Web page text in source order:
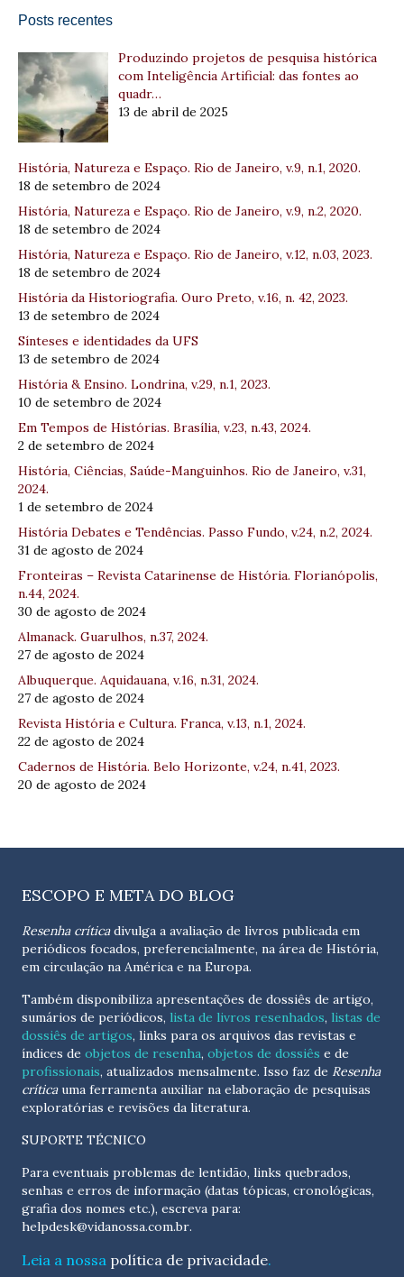
Posts recentes
Produzindo projetos de pesquisa histórica
com Inteligência Artificial: das fontes ao
quadr…
13 de abril de 2025
História, Natureza e Espaço. Rio de Janeiro, v.9, n.1, 2020.
18 de setembro de 2024
História, Natureza e Espaço. Rio de Janeiro, v.9, n.2, 2020.
18 de setembro de 2024
História, Natureza e Espaço. Rio de Janeiro, v.12, n.03, 2023.
18 de setembro de 2024
História da Historiografia. Ouro Preto, v.16, n. 42, 2023.
13 de setembro de 2024
Sínteses e identidades da UFS
13 de setembro de 2024
História & Ensino. Londrina, v.29, n.1, 2023.
10 de setembro de 2024
Em Tempos de Histórias. Brasília, v.23, n.43, 2024.
2 de setembro de 2024
História, Ciências, Saúde-Manguinhos. Rio de Janeiro, v.31,
2024.
1 de setembro de 2024
História Debates e Tendências. Passo Fundo, v.24, n.2, 2024.
31 de agosto de 2024
Fronteiras – Revista Catarinense de História. Florianópolis,
n.44, 2024.
30 de agosto de 2024
Almanack. Guarulhos, n.37, 2024.
27 de agosto de 2024
Albuquerque. Aquidauana, v.16, n.31, 2024.
27 de agosto de 2024
Revista História e Cultura. Franca, v.13, n.1, 2024.
22 de agosto de 2024
Cadernos de História. Belo Horizonte, v.24, n.41, 2023.
20 de agosto de 2024
ESCOPO E META DO BLOG
Resenha críticadivulga a avaliação de livros publicada em
periódicos focados, preferencialmente, na área de História,
em circulação na América e na Europa.
Também disponibiliza apresentações de dossiês de artigo,
sumários de periódicos, lista de livros resenhados, listas de
dossiês de artigos, links para os arquivos das revistas e
índices de objetos de resenha, objetos de dossiês e de
profissionais, atualizados mensalmente. Isso faz de Resenha
críticauma ferramenta auxiliar na elaboração de pesquisas
exploratórias e revisões da literatura.
SUPORTE TÉCNICO
Para eventuais problemas de lentidão, links quebrados,
senhas e erros de informação (datas tópicas, cronológicas,
helpdesk@vidanossa.com.br.
Leia a nossa política de privacidade.